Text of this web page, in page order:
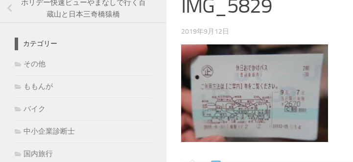
IMG_5829
2019年9月12日
ホリデー快速ビューやまなしで行く百
蔵山と日本三奇橋猿橋
カテゴリー
その他
ももんが
バイク
中小企業診断士
国内旅行